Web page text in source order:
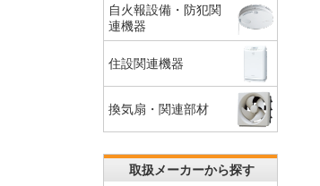
自火報設備・防犯関
連機器
住設関連機器
換気扇・関連部材
取扱メーカーから探す